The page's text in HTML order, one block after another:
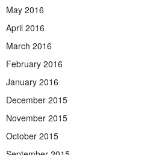
May 2016
April 2016
March 2016
February 2016
January 2016
December 2015
November 2015
October 2015